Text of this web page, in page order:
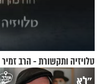
טלויזיה ותקשורת - הרב זמיר